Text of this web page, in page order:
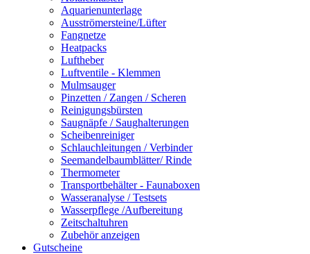
Aquarienunterlage
Ausströmersteine/Lüfter
Fangnetze
Heatpacks
Luftheber
Luftventile - Klemmen
Mulmsauger
Pinzetten / Zangen / Scheren
Reinigungsbürsten
Saugnäpfe / Saughalterungen
Scheibenreiniger
Schlauchleitungen / Verbinder
Seemandelbaumblätter/ Rinde
Thermometer
Transportbehälter - Faunaboxen
Wasseranalyse / Testsets
Wasserpflege /Aufbereitung
Zeitschaltuhren
Zubehör anzeigen
Gutscheine